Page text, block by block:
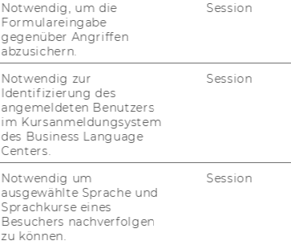
Notwendig, um die
Formulareingabe
gegenüber Angriffen
abzusichern.
Session
Notwendig zur
Identifizierung des
angemeldeten Benutzers
im Kursanmeldungsystem
des Business Language
Centers.
Session
Notwendig um
ausgewählte Sprache und
Sprachkurse eines
Besuchers nachverfolgen
zu können.
Session